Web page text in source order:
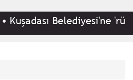
Kuşadası Belediyesi'ne